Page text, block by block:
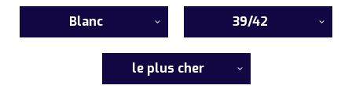
Blanc 39/42
le plus cher